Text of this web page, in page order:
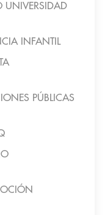
UNIVERSIDAD
INFANTIL
PÚBLICAS